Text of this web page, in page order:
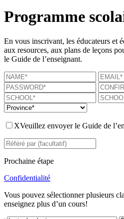
Programme
En vous inscrivant, les éducateurs et
aux resources, aux plans de leçons
le Guide de l’enseignant.
XVeuillez envoyer le Guide de
Prochaine étape
Confidentialité
Vous pouvez sélectionner plusieurs
enseignez plus d’un cours!